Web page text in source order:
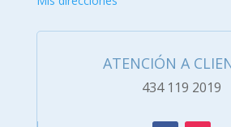
ATENCIÓN A
434 119 2019